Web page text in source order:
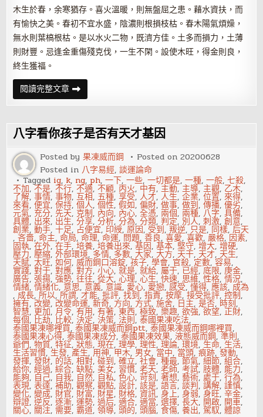
木生於春，余寒猶存。喜火溫暖，則無盤屈之患。藉水資扶，而
有愉快之美。春初不宜水盛，陰濃則根損枝枯。春木陽氣煩燥，
無水則葉槁根枯。是以水火二物，既濟方佳。土多而損力，土薄
則財豐。忌逢金重傷殘克伐，一生不閑。設使木旺，得金則良，
終生獲福。
閱讀完整文章八
十
天
詳
解
——
乙
木
八字看你孩子是否有天才基因
Posted by果凍威而鋼 Posted on20200628
Posted in 八字易經,談運論命
Tagged ig, k, ng, ph,一下,一些,一切都是,一種,一般,七殺,
不加,不是,不行,不適,不顧, 丙火, 中有,主動,主導,主觀, 乙木,
了解,事情,事物,互相,五種,享受,人才,人生,企業,位置,來得,
來看,便宜,保持,個人,個性,假如,偏財,做事,做到,傳播,優劣,
元氣, 充分,先天, 克制, 內向, 內心,全憑, 兩個, 兩種, 八字,具備,
具體, 出來, 出生,分享,分析,分為,分類,判定, 別人,刺激,創意,
創業,動手,十足, 占便宜, 印綬,原因, 受到,叛逆, 只是, 同樣,后天
,吝嗇,命主,命局,命理,命運, 問題,善良,喜愛,喜歡,嚴格, 因素,
固執,在外,在手,培養,培養出來,基因,基本,堅守,增大,增硬,
壓力,壓縮,外部環境, 多情, 多數,大家,大方, 天干, 天才, 天生,
天賦,太旺,如何,威而鋼口溶錠,孩子,學會, 官殺, 定數,容易,
實踐,對于,對應,對方,小心,就是,就給,屬于, 已經,底限,庚金,
廣告,張揚,強勢,往往,從大,心理,心生,快速, 思維,性格,情況,
情緒,情緒化, 意思, 意義, 意識, 愛心, 愛戀,感受,懂得,應該, 成為
, 成長,所以,所謂,才能,批評,找到,指責,按摩,接受批評,控制,
擁有, 改變, 改變命運,新奇, 方向, 方式,施舍, 日主,是否, 時刻,
智慧, 更加, 月令,有用,有著,東西,極致,樂趣,欲強,欲望,正財,
每個, 比劫, 比較,決定,決策, 法則,泰國果凍吃法,
泰國果凍哪裡買,泰國果凍威而鋼ptt,泰國果凍威而鋼哪裡買,
泰國果凍心得,泰國果凍成分,泰國果凍效果,液態威而鋼,準則,
爺們,物質,特征,狀態,現在,理學,理性,理論,環境,生命,生活,
生活習慣,生發,產生, 用神, 甲木, 男女, 當中, 當頭,痕跡,發動,
發揮,發財, 的話,相對,碰到,確立,社會,種最,節氣,細節,組合,
給你,經過,綜合,缺點,美女, 習慣,老天,老師,考試,肢體, 能力,
能夠, 自己, 自我, 自然, 自私,色心,苛刻,著想,藝術,處于,行為,
表現,表達,補助,觀察,觀點,設計,該是,語言,談判,講解,謹慎,
變化,變成, 財官, 財富, 財星, 財格,資訊,身上,身弱,身旺,辛金,
辯證,逆反,逐漸,運勢,過后,適合,適當,選擇,長大, 開啟, 開車,
關心, 關注, 需要,霸道,領導,頭的,頭腦,食傷,養出,駕馭,體諒